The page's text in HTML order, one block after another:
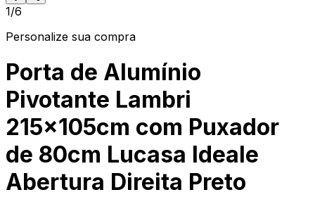
1/6
Personalize sua compra
Porta de Alumínio
Pivotante Lambri
215x105cm com Puxador
de 80cm Lucasa Ideale
Abertura Direita Preto